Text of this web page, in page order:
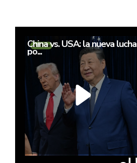
China vs. USA: la nueva lucha
po...